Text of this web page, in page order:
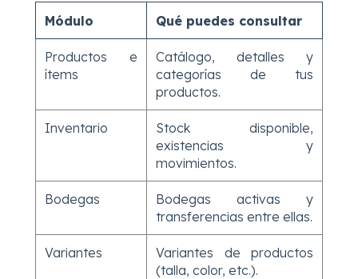
Módulo Qué puedes consultar
Productos e
ítems
Catálogo, detalles y
categorías de tus
productos.
Inventario
Stock disponible,
existencias y
movimientos.
Bodegas
Bodegas activas y
transferencias entre ellas.
Variantes
Variantes de productos
(talla, color, etc.).